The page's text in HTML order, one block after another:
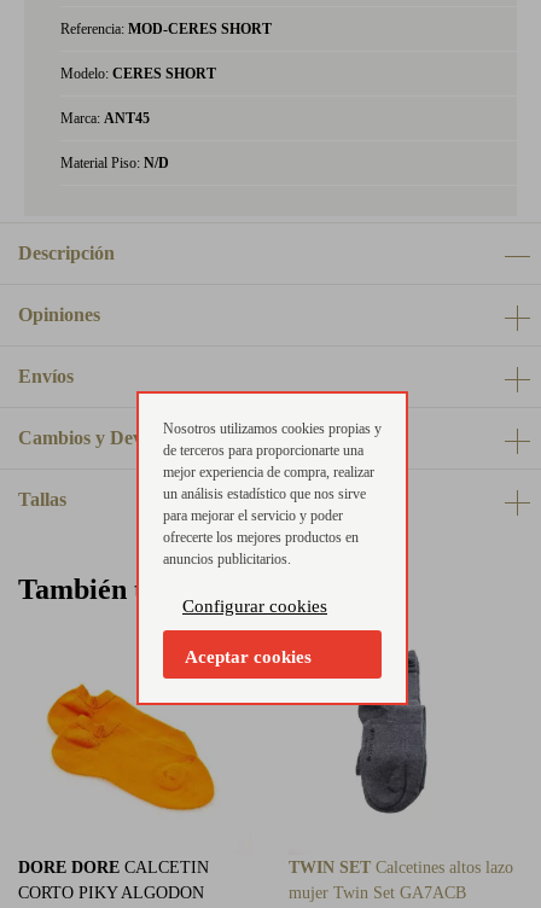
Referencia: MOD-CERES SHORT
Modelo: CERES SHORT
Marca: ANT45
Material Piso: N/D
Descripción
Opiniones
Envíos
Cambios y Devoluciones
Tallas
También te puede interesar
DORE DORE CALCETIN
CORTO PIKY ALGODON
TWIN SET Calcetines altos lazo
mujer Twin Set GA7ACB
Nosotros utilizamos cookies propias y
de terceros para proporcionarte una
mejor experiencia de compra, realizar
un análisis estadístico que nos sirve
para mejorar el servicio y poder
ofrecerte los mejores productos en
anuncios publicitarios.
Configurar cookies
Aceptar cookies